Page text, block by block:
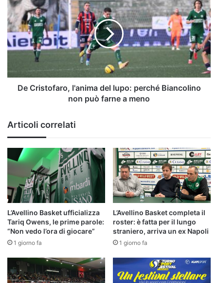
Cristofaro,
l'anima
del
lupo:
perché
Biancolino
può
farneDe Cristofaro, l'anima del lupo: perché Biancolino
non può farne a meno
Articoli correlati
L’Avellino Basket ufficializza
Tariq Owens, le prime parole:
“Non vedo l’ora di giocare”
1 giorno fa
L’Avellino Basket completa il
roster: è fatta per il lungo
straniero, arriva un ex Napoli
1 giorno fa